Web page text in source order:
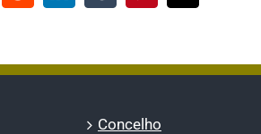
publicado)
Concelho